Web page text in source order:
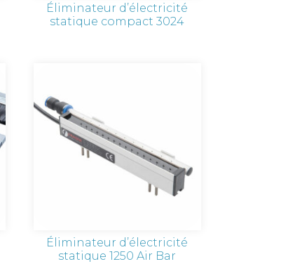
Éliminateur d’électricité
statique compact 3024
Éliminateur d’électricité
statique 1250 Air Bar